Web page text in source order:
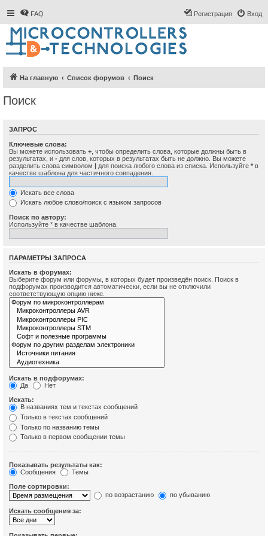
FAQ Вход
Регистрация
На главную Список форумов Поиск
Поиск
ЗАПРОС
Ключевые слова:
Вы можете использовать + , чтобы определить слова, которые должны быть в
результатах, и - для слов, которых в результатах быть не должно. Вы можете
разделить слова символом | для поиска любого слова из списка. Используйте * в
качестве шаблона для частичного совпадения.
Искать все слова
Искать любое слово/поиск с языком запросов
Поиск по автору:
Используйте * в качестве шаблона.
ПАРАМЕТРЫ ЗАПРОСА
Искать в форумах:
Выберите форум или форумы, в которых будет произведён поиск. Поиск в
подфорумах производится автоматически, если вы не отключили
соответствующую опцию ниже.
Искать в подфорумах:
Да
Нет
Искать:
В названиях тем и текстах сообщений
Только в текстах сообщений
Только по названию темы
Только в первом сообщении темы
Показывать результаты как:
Сообщения
Темы
Поле сортировки:
по возрастанию
по убыванию
Искать сообщения за: